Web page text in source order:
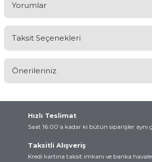
Yorumlar
Taksit Seçenekleri
Önerileriniz
tarafımıza iletebilirsiniz.
Görüş ve önerileriniz için teşekkür ederiz.
Ürün resmi kalitesiz, bozuk veya
Hızlı Teslimat
Saat 16:00’a kadar ki bütün siparişler aynı
Taksitli Alışveriş
Kredi kartına taksit imkanı ve banka